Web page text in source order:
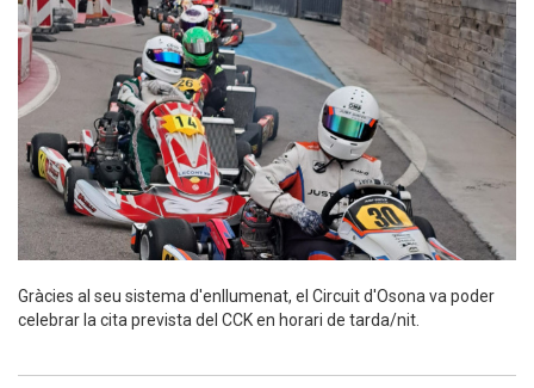
Gràcies al seu sistema d'enllumenat, el Circuit d'Osona va poder
celebrar la cita prevista del CCK en horari de tarda/nit.